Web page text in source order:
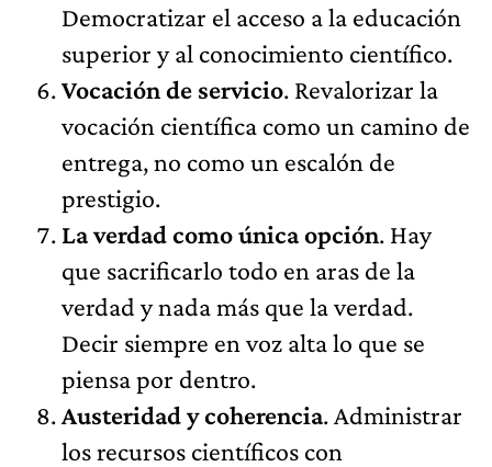
Democratizar el acceso a la educación
superior y al conocimiento científico.
Vocación de servicio. Revalorizar la
vocación científica como un camino de
entrega, no como un escalón de
prestigio.
La verdad como única opción. Hay
que sacrificarlo todo en aras de la
verdad y nada más que la verdad.
Decir siempre en voz alta lo que se
piensa por dentro.
Austeridad y coherencia. Administrar
los recursos científicos con